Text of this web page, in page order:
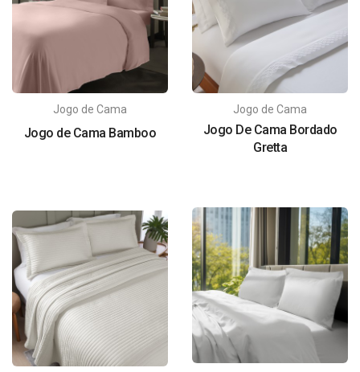
Jogo de Cama
Jogo de Cama Bamboo
Jogo de Cama
Jogo De Cama Bordado
Gretta